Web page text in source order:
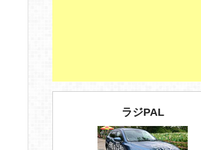
ラジPAL